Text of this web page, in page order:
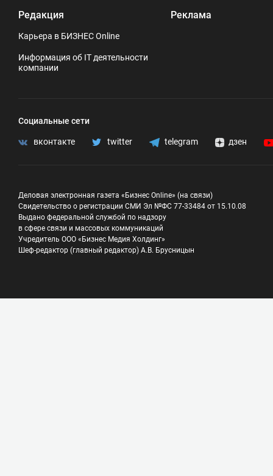
Редакция
Карьера в БИЗНЕС Online
Информация об IT деятельности
компании
Реклама
Социальные сети
вконтакте twitter telegram дзен
Деловая электронная газета «Бизнес Online» (на связи)
Свидетельство о регистрации СМИ Эл №ФС 77-33484 от 15.10.08
Выдано федеральной службой по надзору
в сфере связи и массовых коммуникаций
Учредитель ООО «Бизнес Медия Холдинг»
Шеф-редактор (главный редактор) А.В. Брусницын